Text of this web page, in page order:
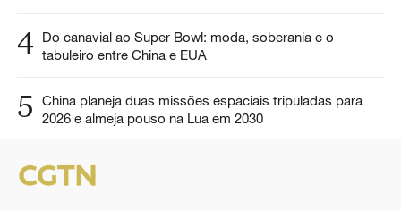
4 Do canavial ao Super Bowl: moda, soberania e o
tabuleiro entre China e EUA
5
China planeja duas missões espaciais tripuladas para
2026 e almeja pouso na Lua em 2030